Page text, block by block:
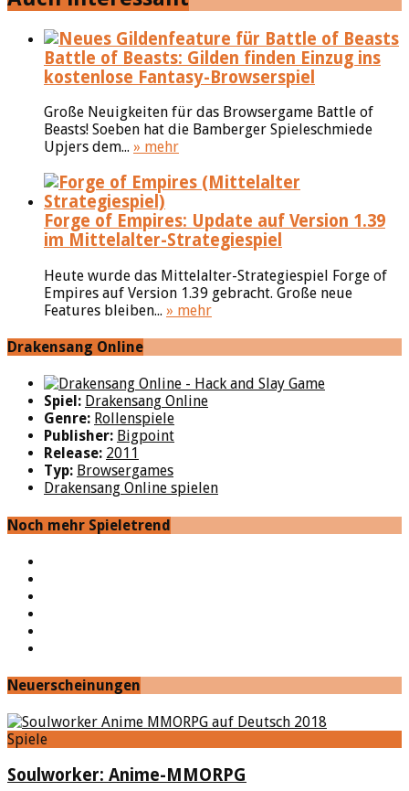
Battle of Beasts: Gilden finden Einzug ins
kostenlose Fantasy-Browserspiel
Große Neuigkeiten für das Browsergame Battle of
Beasts! Soeben hat die Bamberger Spieleschmiede
Upjers dem... » mehr
Forge of Empires: Update auf Version 1.39
im Mittelalter-Strategiespiel
Heute wurde das Mittelalter-Strategiespiel Forge of
Empires auf Version 1.39 gebracht. Große neue
Features bleiben... » mehr
Drakensang Online
Spiel: Drakensang Online
Genre: Rollenspiele
Publisher: Bigpoint
Release: 2011
Typ: Browsergames
Drakensang Online spielen
Noch mehr Spieletrend
Neuerscheinungen
Spiele
Soulworker: Anime-MMORPG